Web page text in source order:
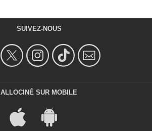
SUIVEZ-NOUS
ALLOCINÉ SUR MOBILE